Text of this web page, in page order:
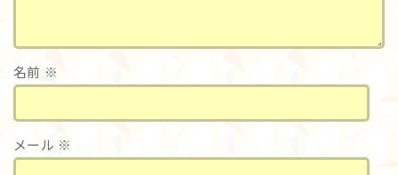
名前 ※
メール ※